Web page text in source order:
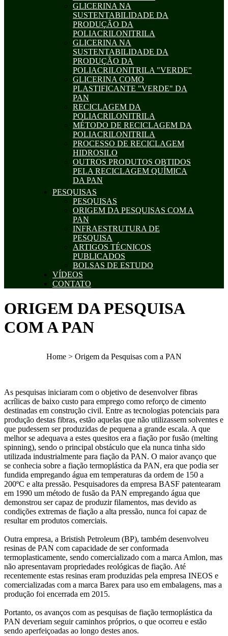
GLICERINA NA
SUSTENTABILIDADE DA
PRODUÇÃO DA
POLIACRILONITRILA
GLICERINA NA
SUSTENTABILIDADE DA
PRODUÇÃO DA
POLIACRILONITRILA "VERDE"
GLICERINA COMO
PLASTIFICANTE "VERDE" DA
PAN
RECICLAGEM DA
POLIACRILONITRILA
MÉTODO DE RECICLAGEM DA
POLIACRILONITRILA
PROCESSO DE RECICLAGEM
HIDROSILO
OUTROS PRODUTOS OBTIDOS
PELA RECICLAGEM QUÍMICA
DA PAN
PESQUISAS
PESQUISAS
ORIGEM DA PESQUISAS COM A
PAN
INFRAESTRUTURA DE
PESQUISA
ARTIGOS TÉCNICOS
PUBLICADOS
BOLSAS DE ESTUDO
VÍDEOS
CONTATO
ORIGEM DA PESQUISA
COM A PAN
Home > Origem da Pesquisas com a PAN
As pesquisas iniciaram com o objetivo de desenvolver fibras
acrílicas de baixo custo para emprego como reforço de cimento
destinadas em construção civil. Entre as tecnologias potenciais para
produção destas fibras, estão aquelas que não utilizassem solventes e
que pudessem ser produzidas de pequena a grande escala. A que
melhor se adequava a estes quesitos era a fiação por fusão (melting
spinning), sendo o principal obstáculo que ela nunca tinha sido
utilizada industrialmente para fiação da PAN. O maior avanço que
se conhecia sobre a fiação termoplástica da PAN, era que podia ser
fundida empregando água em temperaturas da ordem de 150 a
200ºC e alta pressão. Pesquisadores da empresa BASF patentearam
em 1990 um método de fusão da PAN empregando água que
demonstrou ser capaz de produzir filamentos, mas devido as
condições extremas de fiação a alta pressão, nunca foi capaz de
resultar em produtos comerciais.
Outra empresa, a Bristish Petroleum (BP), também desenvolveu
resinas de PAN com capacidade de ser conformada
termoplasticamente, sendo comercializado com a marca Amlon, mas
não apresentavam propriedades reológicas de fiação. Até
recentemente estas resinas eram produzidas pela empresa INEOS e
comercializadas com a marca Barex para uso em embalagens, mas a
produção foi encerrada em 2015.
Portanto, os avanços com as pesquisas de fiação termoplástica da
PAN deveriam seguir caminhos próprios, o que ocorreu e estão
sendo aperfeiçoadas ao longo destes anos.